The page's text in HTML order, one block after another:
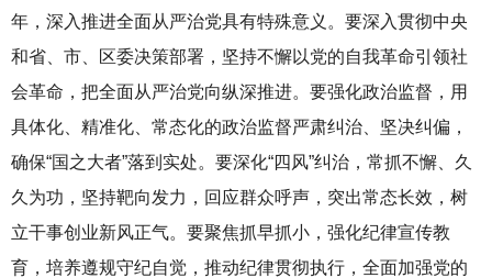
年，深入推进全面从严治党具有特殊意义。要深入贯彻中央
和省、市、区委决策部署，坚持不懈以党的自我革命引领社
会革命，把全面从严治党向纵深推进。要强化政治监督，用
具体化、精准化、常态化的政治监督严肃纠治、坚决纠偏，
确保“国之大者”落到实处。要深化“四风”纠治，常抓不懈、久
久为功，坚持靶向发力，回应群众呼声，突出常态长效，树
立干事创业新风正气。要聚焦抓早抓小，强化纪律宣传教
育，培养遵规守纪自觉，推动纪律贯彻执行，全面加强党的